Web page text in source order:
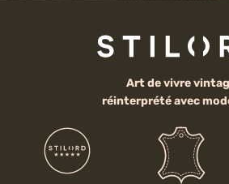
Art de vivre
réinterprété avec